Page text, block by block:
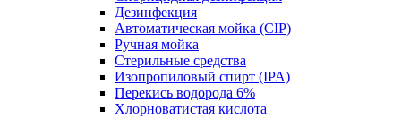
Дезинфекция
Автоматическая мойка (CIP)
Ручная мойка
Стерильные средства
Изопропиловый спирт (IPA)
Перекись водорода 6%
Хлорноватистая кислота